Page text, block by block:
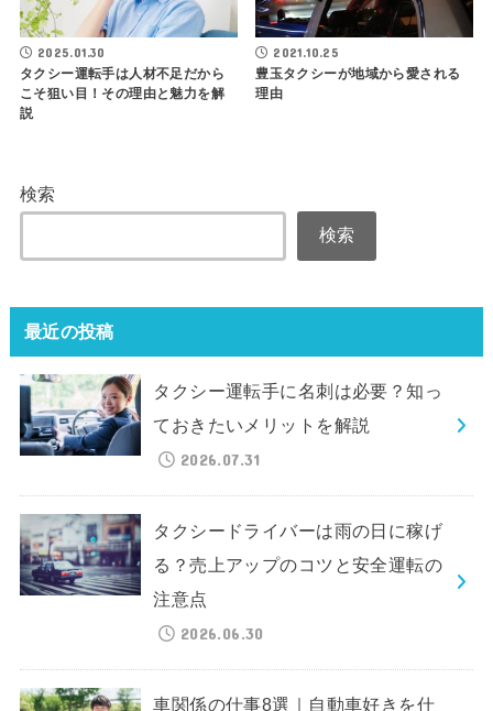
2025.01.30
タクシー運転手は人材不足だから
こそ狙い目！その理由と魅力を解
説
2021.10.25
豊玉タクシーが地域から愛される
理由
検索
検索
最近の投稿
タクシー運転手に名刺は必要？知っ
ておきたいメリットを解説
2026.07.31
タクシードライバーは雨の日に稼げ
る？売上アップのコツと安全運転の
注意点
2026.06.30
車関係の仕事8選｜自動車好きを仕